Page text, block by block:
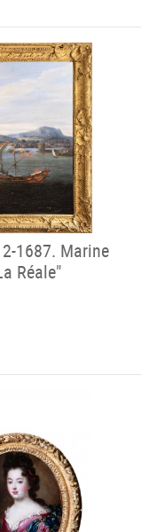
1687. Marine
Réale"